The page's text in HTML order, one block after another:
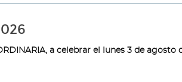
a celebrar el lunes 3 de agosto